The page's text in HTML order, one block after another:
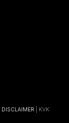
DISCLAIMER | KVK: